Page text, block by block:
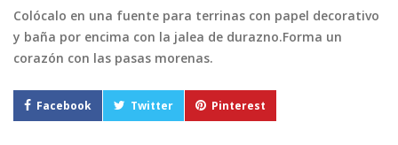
Colócalo en una fuente para terrinas con papel decorativo
y baña por encima con la jalea de durazno.Forma un
corazón con las pasas morenas.
Facebook Twitter Pinterest